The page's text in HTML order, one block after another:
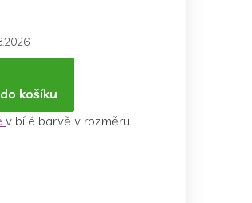
košíku
v bílé barvě v rozměru